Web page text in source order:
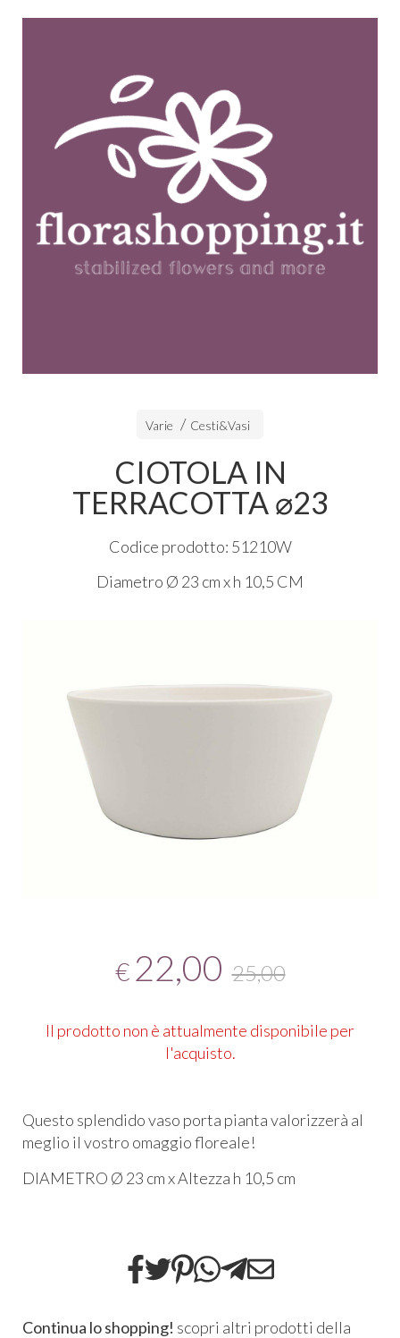
Varie Cesti&Vasi
CIOTOLA IN
TERRACOTTA ⌀23
Codice prodotto: 51210W
Diametro Ø 23 cm x h 10,5 CM
€ 22,00 25,00
Il prodotto non è attualmente disponibile per
l'acquisto.
Questo splendido vaso porta pianta valorizzerà al
meglio il vostro omaggio floreale!
DIAMETRO Ø 23 cm x Altezza h 10,5 cm
Continua lo shopping! scopri altri prodotti della